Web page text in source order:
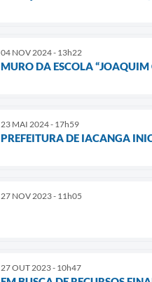
04 NOV 2024 - 13h22
MURO DA ESCOLA
23 MAI 2024 - 17h59
PREFEITURA DE IACANGA
27 NOV 2023 - 11h05
27 OUT 2023 - 10h47